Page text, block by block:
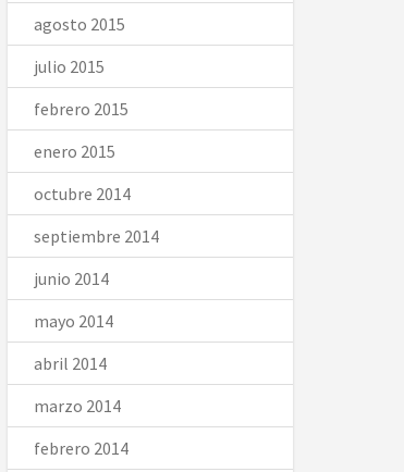
agosto 2015
julio 2015
febrero 2015
enero 2015
octubre 2014
septiembre 2014
junio 2014
mayo 2014
abril 2014
marzo 2014
febrero 2014